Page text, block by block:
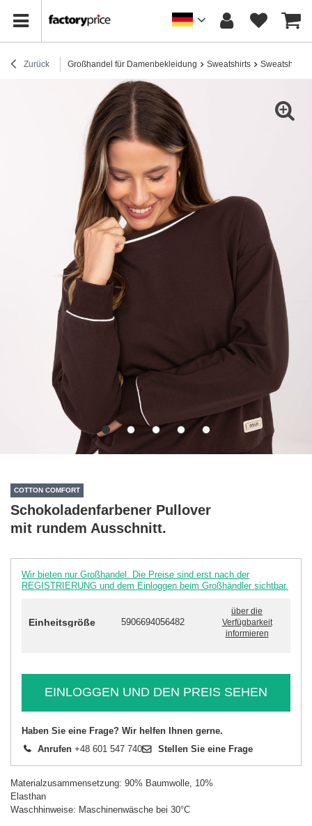
Zurück Großhandel für Damenbekleidung Sweatshirts Sweatshirts
COTTON COMFORT
Schokoladenfarbener Pullover
mit rundem Ausschnitt.
Wir bieten nur Großhandel. Die Preise sind erst nach der
REGISTRIERUNG und dem Einloggen beim Großhändler sichtbar.
Einheitsgröße 5906694056482
über die
Verfügbarkeit
informieren
EINLOGGEN UND DEN PREIS SEHEN
Haben Sie eine Frage? Wir helfen Ihnen gerne.
Anrufen +48 601 547 740 Stellen Sie eine Frage
Materialzusammensetzung: 90% Baumwolle, 10%
Elasthan
Waschhinweise: Maschinenwäsche bei 30°C